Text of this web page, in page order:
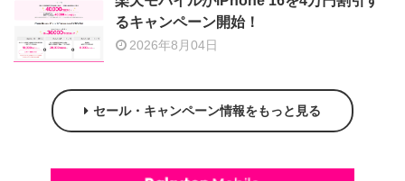
るキャンペーン開始！
2026年8月04日
セール・キャンペーン情報をもっと見る